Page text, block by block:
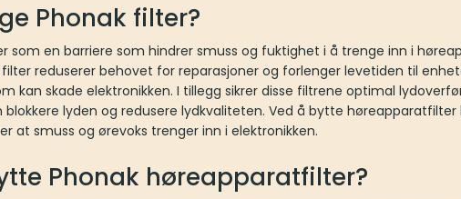
Phonak filter?
som en barriere som hindrer smuss og fuktighet i å trenge inn i
reduserer behovet for reparasjoner og forlenger levetiden til
kan skade elektronikken. I tillegg sikrer disse filtrene optimal
lyden og redusere lydkvaliteten. Ved å bytte
at smuss og ørevoks trenger inn i elektronikken.
Phonak høreapparatfilter?